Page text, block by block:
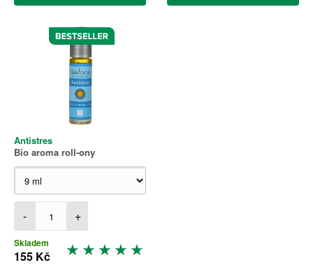
Antistres
Bio aroma roll-ony
- +
Skladem
155 Kč